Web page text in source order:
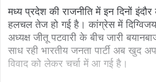
मध्य प्रदेश की राजनीति में इन दिनों
हलचल तेज हो गई है। कांग्रेस में
अध्यक्ष जीतू पटवारी के बीच जारी
साध रही भारतीय जनता पार्टी अब खुद
विवाद को लेकर चर्चा में आ गई है।